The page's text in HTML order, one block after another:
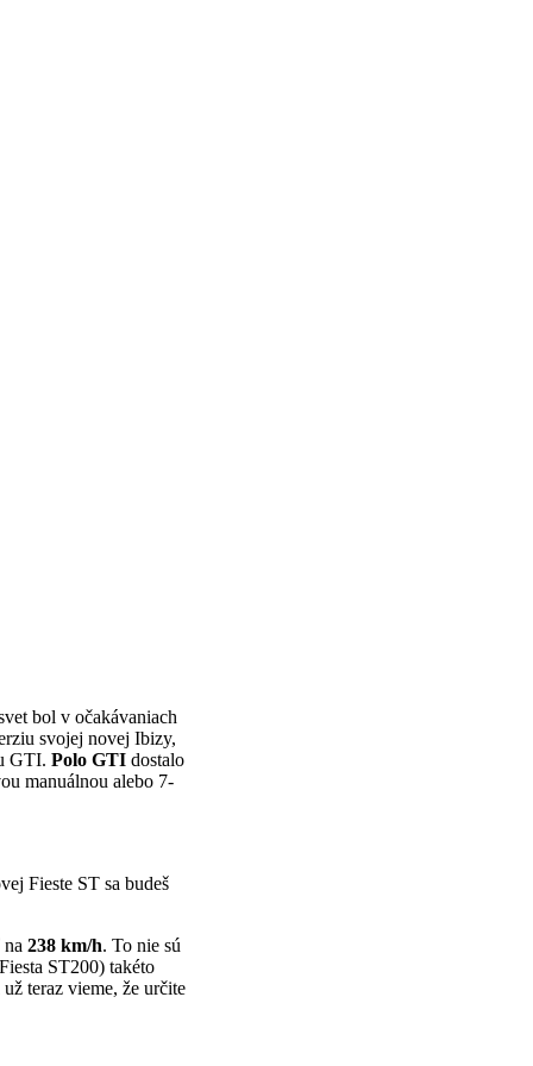
bol v očakávaniach
svojej novej Ibizy,
GTI. Polo GTI dostalo
manuálnou alebo 7-
Fieste ST sa budeš
na 238 km/h. To nie sú
ST200) takéto
teraz vieme, že určite